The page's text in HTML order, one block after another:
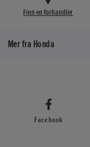
Finn en forhandler
Mer fra Honda
Facebook